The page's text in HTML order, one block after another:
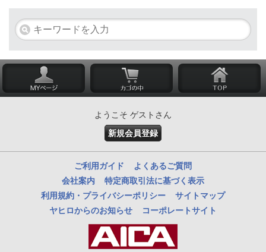
ようこそ ゲストさん
新規会員登録
ご利用ガイド
よくあるご質問
会社案内
特定商取引法に基づく表示
利用規約・プライバシーポリシー
サイトマップ
ヤヒロからのお知らせ
コーポレートサイト